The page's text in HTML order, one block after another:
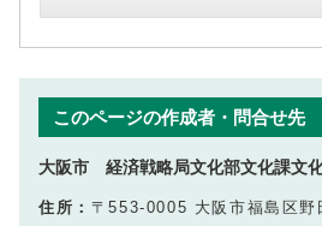
このページの作成者・問合せ先
大阪市 経済戦略局文化部文化課文
住所： 〒553-0005 大阪市福島区